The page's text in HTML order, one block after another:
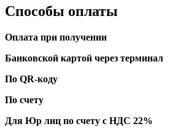
Способы оплаты
Оплата при получении
Банковской картой через терминал
По QR-коду
По счету
Для Юр лиц по счету с НДС 22%